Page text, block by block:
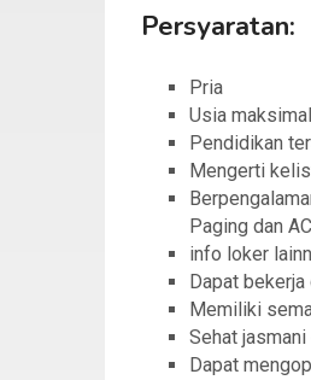
Persyaratan:
Pria
Usia
Pendidikan
Mengerti
Paging dan AC
info loker
Dapat bekerja
Memiliki
Sehat jasmani
Dapat